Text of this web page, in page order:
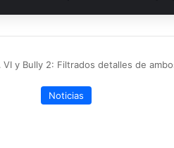
VI y Bully 2: Filtrados detalles de
Noticias